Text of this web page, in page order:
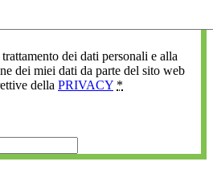
dei dati personali e alla
dei miei dati da parte del sito web
della PRIVACY *